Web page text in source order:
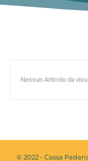
Nessun Articolo da
© 2022 - Cassa